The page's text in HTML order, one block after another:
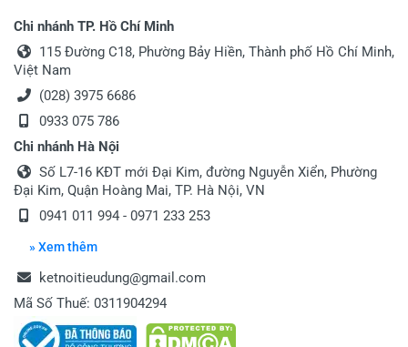
Chi nhánh TP. Hồ Chí Minh
115 Đường C18, Phường Bảy Hiền, Thành phố Hồ Chí Minh,
Việt Nam
(028) 3975 6686
0933 075 786
Chi nhánh Hà Nội
Số L7-16 KĐT mới Đại Kim, đường Nguyễn Xiển, Phường
Đại Kim, Quận Hoàng Mai, TP. Hà Nội, VN
0941 011 994 - 0971 233 253
» Xem thêm
ketnoitieudung@gmail.com
Mã Số Thuế: 0311904294